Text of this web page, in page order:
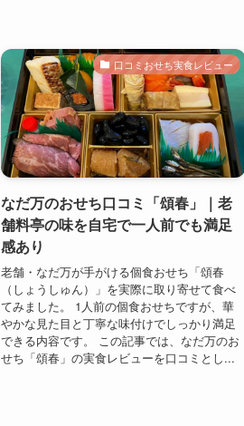
口コミおせち実食レビュー
なだ万のおせち口コミ「頌春」｜老
舗料亭の味を自宅で一人前でも満足
感あり
老舗・なだ万が手がける個食おせち「頌春
（しょうしゅん）」を実際に取り寄せて食べ
てみました。 1人前の個食おせちですが、華
やかな見た目と丁寧な味付けでしっかり満足
できる内容です。 この記事では、なだ万のお
せち「頌春」の実食レビューを口コミとし...